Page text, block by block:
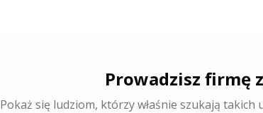
Prowadzisz firmę
Pokaż się ludziom, którzy właśnie szukają takich